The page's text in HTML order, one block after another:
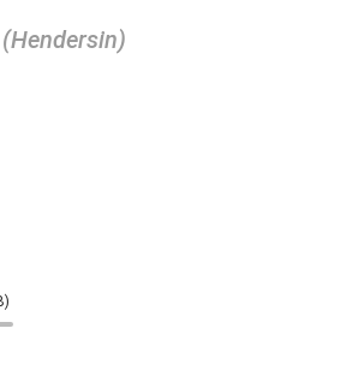
(Hendersin)